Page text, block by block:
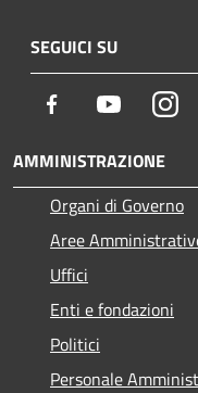
SEGUICI SU
Facebook Youtube
AMMINISTRAZIONE
Organi di Governo
Aree
Uffici
Enti e fondazioni
Politici
Personale